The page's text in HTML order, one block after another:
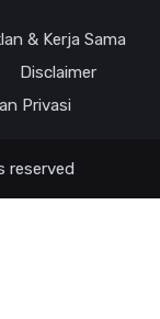
& Kerja Sama
Disclaimer
Privasi
reserved